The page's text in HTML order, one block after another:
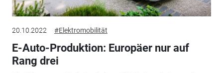
20.10.2022 #Elektromobilität
E-Auto-Produktion: Europäer nur auf
Rang drei